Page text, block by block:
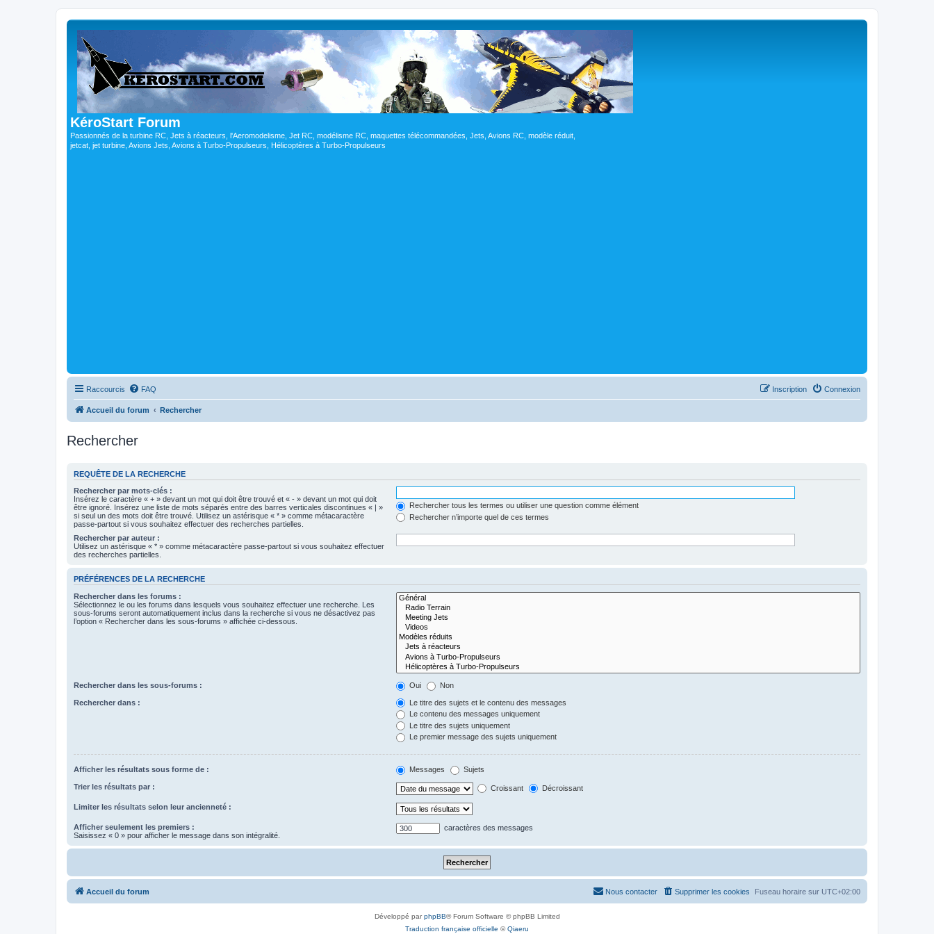
KéroStart Forum
Passionnés de la turbine RC, Jets à réacteurs, l'Aeromodelisme, Jet RC, modélisme RC, maquettes télécommandées, Jets, Avions RC, modèle réduit,
jetcat, jet turbine, Avions Jets, Avions à Turbo-Propulseurs, Hélicoptères à Turbo-Propulseurs
Raccourcis FAQ Connexion
Inscription
Accueil du forum Rechercher
Rechercher
REQUÊTE DE LA RECHERCHE
Rechercher par mots-clés :
Insérez le caractère « + » devant un mot qui doit être trouvé et « - » devant un mot qui doit
être ignoré. Insérez une liste de mots séparés entre des barres verticales discontinues « | »
si seul un des mots doit être trouvé. Utilisez un astérisque « * » comme métacaractère
passe-partout si vous souhaitez effectuer des recherches partielles.
Rechercher tous les termes ou utiliser une question comme élément
Rechercher n’importe quel de ces termes
Rechercher par auteur :
Utilisez un astérisque « * » comme métacaractère passe-partout si vous souhaitez effectuer
des recherches partielles.
PRÉFÉRENCES DE LA RECHERCHE
Rechercher dans les forums :
Sélectionnez le ou les forums dans lesquels vous souhaitez effectuer une recherche. Les
sous-forums seront automatiquement inclus dans la recherche si vous ne désactivez pas
l’option « Rechercher dans les sous-forums » affichée ci-dessous.
Rechercher dans les sous-forums : Oui Non
Rechercher dans :
Le titre des sujets et le contenu des messages
Le contenu des messages uniquement
Le titre des sujets uniquement
Le premier message des sujets uniquement
Afficher les résultats sous forme de : Messages Sujets
Trier les résultats par : Croissant Décroissant
Limiter les résultats selon leur ancienneté :
Afficher seulement les premiers :
Saisissez « 0 » pour afficher le message dans son intégralité.
caractères des messages
Accueil du forum Fuseau horaire sur UTC+02:00
Supprimer les cookies
Nous contacter
Développé parphpBB® Forum Software © phpBB Limited
Traduction française officielle ©Qiaeru